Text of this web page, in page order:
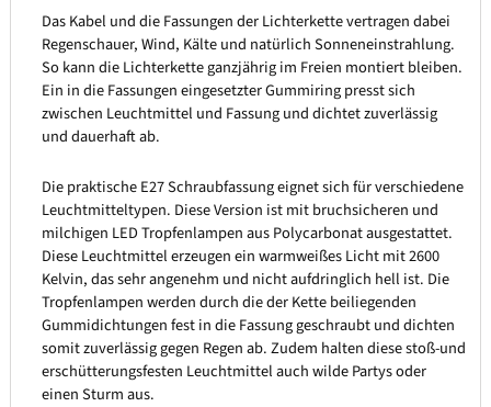
Das Kabel und die Fassungen der Lichterkette vertragen dabei
Regenschauer, Wind, Kälte und natürlich Sonneneinstrahlung.
So kann die Lichterkette ganzjährig im Freien montiert bleiben.
Ein in die Fassungen eingesetzter Gummiring presst sich
zwischen Leuchtmittel und Fassung und dichtet zuverlässig
und dauerhaft ab.
Die praktische E27 Schraubfassung eignet sich für verschiedene
Leuchtmitteltypen. Diese Version ist mit bruchsicheren und
milchigen LED Tropfenlampen aus Polycarbonat ausgestattet.
Diese Leuchtmittel erzeugen ein warmweißes Licht mit 2600
Kelvin, das sehr angenehm und nicht aufdringlich hell ist. Die
Tropfenlampen werden durch die der Kette beiliegenden
Gummidichtungen fest in die Fassung geschraubt und dichten
somit zuverlässig gegen Regen ab. Zudem halten diese stoß-und
erschütterungsfesten Leuchtmittel auch wilde Partys oder
einen Sturm aus.